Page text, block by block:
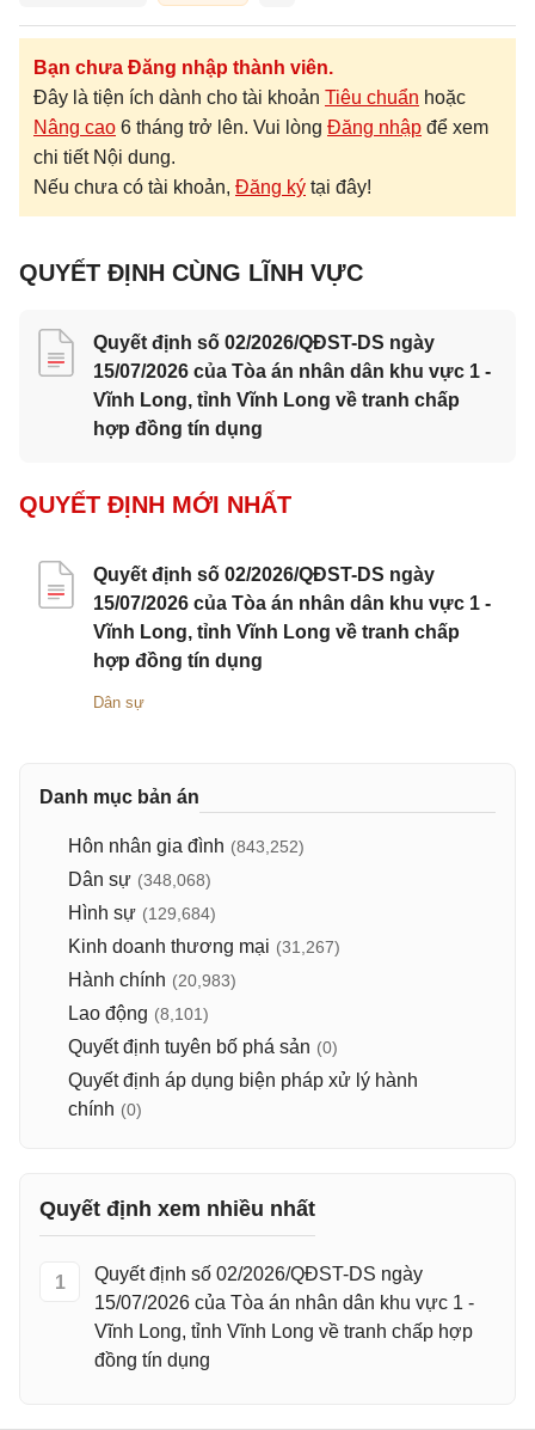
Bạn chưa Đăng nhập thành viên.
Đây là tiện ích dành cho tài khoản Tiêu chuẩn hoặc
Nâng cao 6 tháng trở lên. Vui lòng Đăng nhập để xem
chi tiết Nội dung.
Nếu chưa có tài khoản, Đăng ký tại đây!
QUYẾT ĐỊNH CÙNG LĨNH VỰC
Quyết định số 02/2026/QĐST-DS ngày
15/07/2026 của Tòa án nhân dân khu vực 1 -
Vĩnh Long, tỉnh Vĩnh Long về tranh chấp
hợp đồng tín dụng
QUYẾT ĐỊNH MỚI NHẤT
Quyết định số 02/2026/QĐST-DS ngày
15/07/2026 của Tòa án nhân dân khu vực 1 -
Vĩnh Long, tỉnh Vĩnh Long về tranh chấp
hợp đồng tín dụng
Dân sự
Danh mục bản án
Hôn nhân gia đình (843,252)
Dân sự (348,068)
Hình sự (129,684)
Kinh doanh thương mại (31,267)
Hành chính (20,983)
Lao động (8,101)
Quyết định tuyên bố phá sản (0)
Quyết định áp dụng biện pháp xử lý hành
chính (0)
Quyết định xem nhiều nhất
1
Quyết định số 02/2026/QĐST-DS ngày
15/07/2026 của Tòa án nhân dân khu vực 1 -
Vĩnh Long, tỉnh Vĩnh Long về tranh chấp hợp
đồng tín dụng